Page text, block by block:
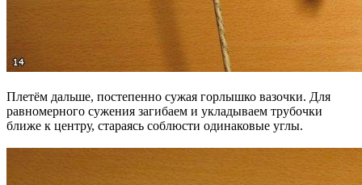
Плетём дальше, постепенно сужая горлышко вазочки. Для
равномерного сужения загибаем и укладываем трубочки
ближе к центру, стараясь соблюсти одинаковые углы.